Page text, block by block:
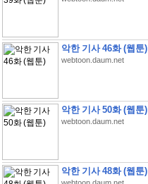
악한 기사 46화 (웹툰)
webtoon.daum.net
악한 기사 50화 (웹툰)
webtoon.daum.net
악한 기사 48화 (웹툰)